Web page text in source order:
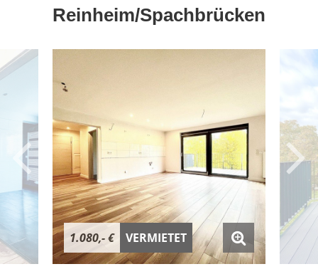
Reinheim/Spachbrücken
1.080,- € VERMIETET